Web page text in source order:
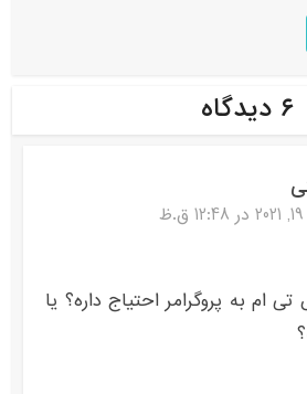
۶ دیدگاه
ام به پروگرامر احتیاج داره؟ یا